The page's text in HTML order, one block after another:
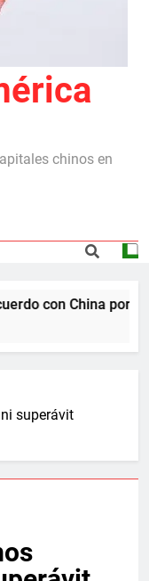
chinos en
con China por
superávit